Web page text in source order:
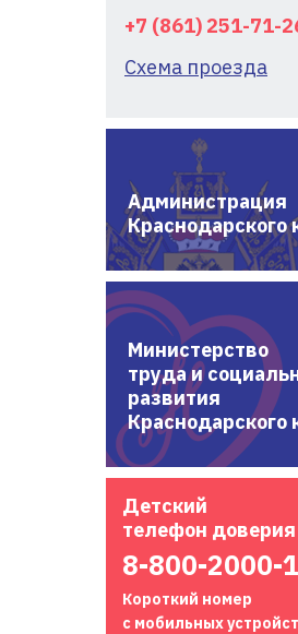
+7 (861) 251-71-
Схема проезда
Администрация
Краснодарского
Министерство
труда и
развития
Краснодарского
Детский
телефон доверия
8-800-2000-
Короткий номер
с мобильных